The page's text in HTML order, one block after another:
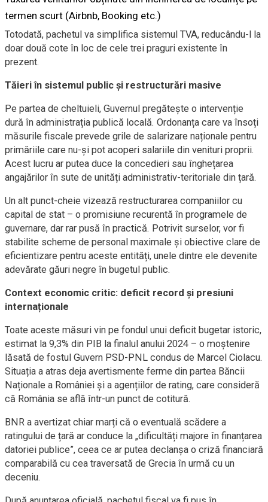
termen scurt (Airbnb, Booking etc.)
Totodată, pachetul va simplifica sistemul TVA, reducându-l la
doar două cote în loc de cele trei praguri existente în
prezent.
Tăieri în sistemul public și restructurări masive
Pe partea de cheltuieli, Guvernul pregătește o intervenție
dură în administrația publică locală. Ordonanța care va însoți
măsurile fiscale prevede grile de salarizare naționale pentru
primăriile care nu-și pot acoperi salariile din venituri proprii.
Acest lucru ar putea duce la concedieri sau înghețarea
angajărilor în sute de unități administrativ-teritoriale din țară.
Un alt punct-cheie vizează restructurarea companiilor cu
capital de stat – o promisiune recurentă în programele de
guvernare, dar rar pusă în practică. Potrivit surselor, vor fi
stabilite scheme de personal maximale și obiective clare de
eficientizare pentru aceste entități, unele dintre ele devenite
adevărate găuri negre în bugetul public.
Context economic critic: deficit record și presiuni
internaționale
Toate aceste măsuri vin pe fondul unui deficit bugetar istoric,
estimat la 9,3% din PIB la finalul anului 2024 – o moștenire
lăsată de fostul Guvern PSD-PNL condus de Marcel Ciolacu.
Situația a atras deja avertismente ferme din partea Băncii
Naționale a României și a agențiilor de rating, care consideră
că România se află într-un punct de cotitură.
BNR a avertizat chiar marți că o eventuală scădere a
ratingului de țară ar conduce la „dificultăți majore în finanțarea
datoriei publice”, ceea ce ar putea declanșa o criză financiară
comparabilă cu cea traversată de Grecia în urmă cu un
deceniu.